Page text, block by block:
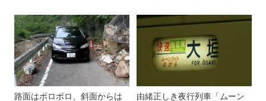
路面はボロボロ、斜面からは 由緒正しき夜行列車「ムーン